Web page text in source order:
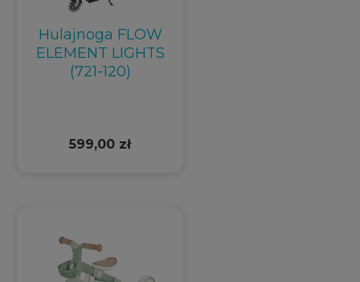
Hulajnoga FLOW
ELEMENT LIGHTS
(721-120)
599,00 zł